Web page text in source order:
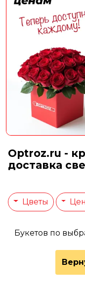
Optroz.ru -
доставка
Цветы
Букетов по